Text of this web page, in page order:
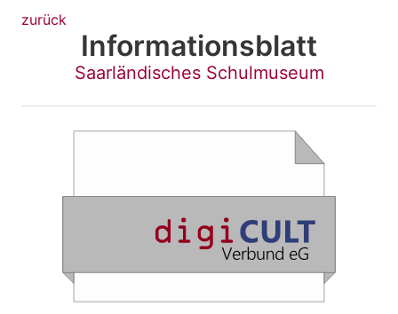
zurück
Informationsblatt
Saarländisches Schulmuseum